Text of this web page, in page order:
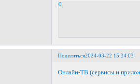
0
Поделиться2024-03-22 15:34:03
Онлайн-ТВ (сервисы и